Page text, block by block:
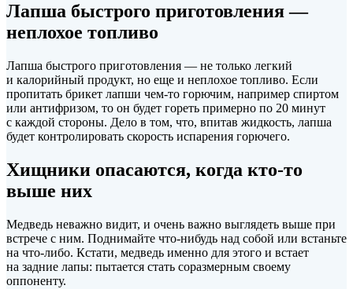
Лапша быстрого приготовления —
неплохое топливо
Лапша быстрого приготовления — не только легкий
и калорийный продукт, но еще и неплохое топливо. Если
пропитать брикет лапши чем-то горючим, например спиртом
или антифризом, то он будет гореть примерно по 20 минут
с каждой стороны. Дело в том, что, впитав жидкость, лапша
будет контролировать скорость испарения горючего.
Хищники опасаются, когда кто-то
выше них
Медведь неважно видит, и очень важно выглядеть выше при
встрече с ним. Поднимайте что-нибудь над собой или встаньте
на что-либо. Кстати, медведь именно для этого и встает
на задние лапы: пытается стать соразмерным своему
оппоненту.